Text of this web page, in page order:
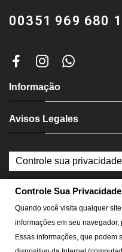
00351 969 680
Informação
Avisos Legales
Controle sua privacidade
CementDecor se
copyright
Controle Sua Privacidade
Quando você visita qualquer
informações em seu
Essas informações, que podem